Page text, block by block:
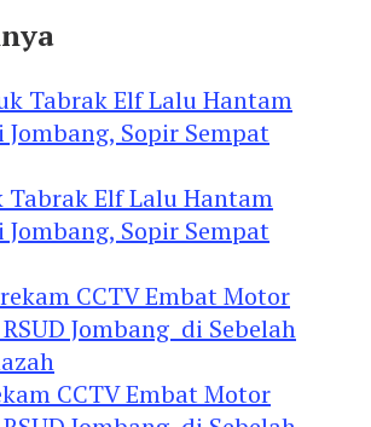
Tabrak Elf Lalu Hantam
Sopir Sempat
CCTV Embat Motor